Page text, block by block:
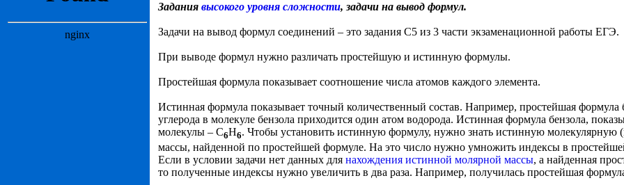
Задания высокого уровня сложности, задачи на вывод формул.
Задачи на вывод формул соединений – это задания С5 из 3 части экзаменационной работы ЕГЭ.
При выводе формул нужно различать простейшую и истинную формулы.
Простейшая формула показывает соотношение числа атомов каждого элемента.
Истинная формула показывает точный количественный состав. Например, простейшая
углерода в молекуле бензола приходится один атом водорода. Истинная формула бензола,
молекулы – С6Н6. Чтобы установить истинную формулу, нужно знать истинную молекулярную
массы, найденной по простейшей формуле. На это число нужно умножить индексы в
Если в условии задачи нет данных для нахождения истинной молярной массы, а найденная
то полученные индексы нужно увеличить в два раза. Например, получилась простейшая